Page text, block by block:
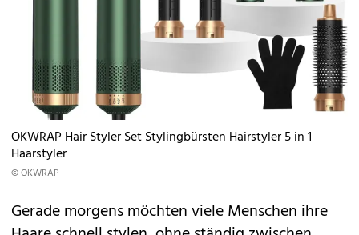
OKWRAP Hair Styler Set Stylingbürsten Hairstyler 5 in 1
Haarstyler
© OKWRAP
Gerade morgens möchten viele Menschen ihre